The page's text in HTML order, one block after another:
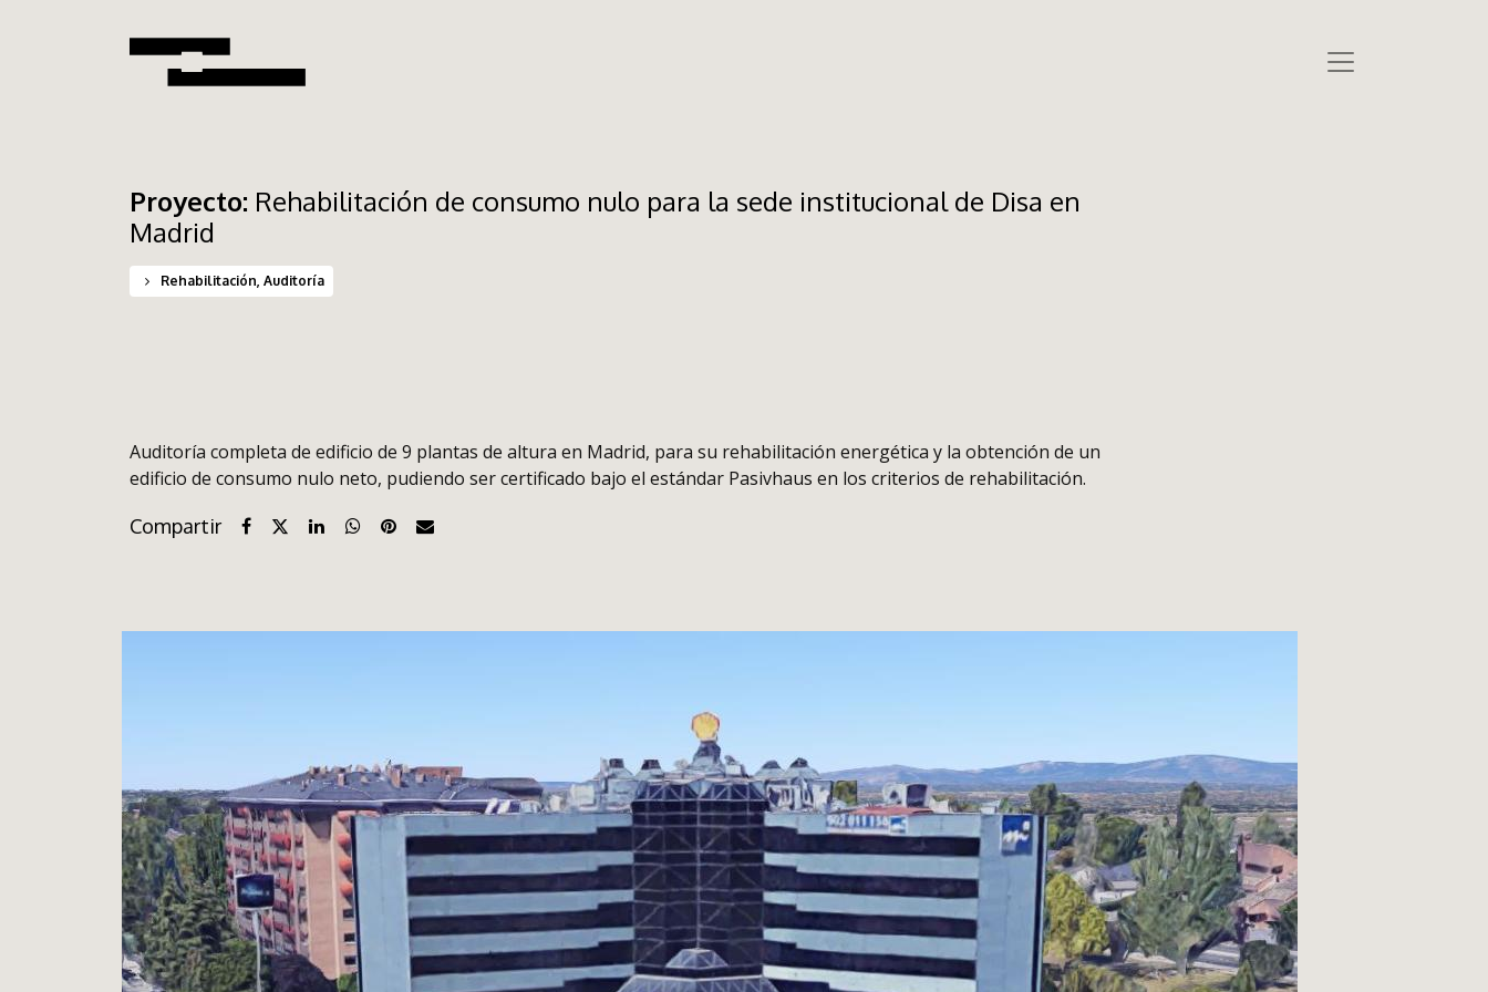
Proyecto: Rehabilitación de consumo nulo para la sede institucional de Disa en
Madrid
Rehabilitación, Auditoría
Auditoría completa de edificio de 9 plantas de altura en Madrid, para su rehabilitación energética y la obtención de un
edificio de consumo nulo neto, pudiendo ser certificado bajo el estándar Pasivhaus en los criterios de rehabilitación.
Compartir